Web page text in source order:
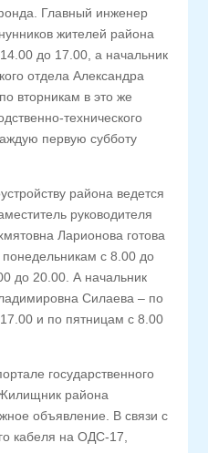
Главный инженер
жителей района
до 17.00, а начальник
отдела Александра
вторникам в это же
технического
первую субботу
района ведется
руководителя
Ларионова готова
с 8.00 до
до 20.00. А начальник
Силаева – по
и по пятницам с 8.00
государственного
района
объявление. В связи с
кабеля на ОДС-17,